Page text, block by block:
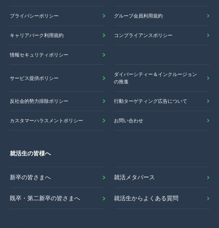
プライバシーポリシー グループ会員利用規約
キャリアパーク利用規約 コンプライアンスポリシー
情報セキュリティポリシー
サービス提供ポリシー
ダイバーシティー＆インクルージョン
の推進
反社会的勢力排除ポリシー 行動ターゲティング広告について
カスタマーハラスメントポリシー お問い合わせ
就活生の皆様へ
新卒の皆さまへ 就活メタバース
既卒・第二新卒の皆さまへ 就活生からよくある質問